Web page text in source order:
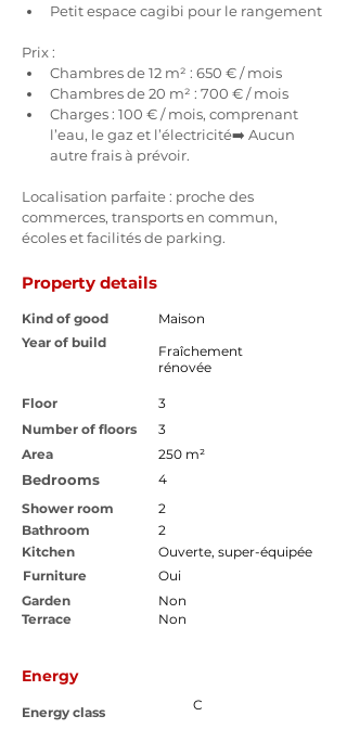
Petit espace cagibi pour le rangement
Prix :
Chambres de 12 m² : 650 € / mois
Chambres de 20 m² : 700 € / mois
Charges : 100 € / mois, comprenant
l’eau, le gaz et l’électricité➡️ Aucun
autre frais à prévoir.
Localisation parfaite : proche des
commerces, transports en commun,
écoles et facilités de parking.
Property details
Kind of good
Maison
Year of build
Fraîchement
rénovée
Floor
3
Number of floors
3
Area
250 m²
Bedrooms
4
Shower room
Bathroom
Kitchen
2
2
Ouverte, super-équipée
Furniture
Oui
Garden
Terrace
Non
Non
Energy
Energy class C